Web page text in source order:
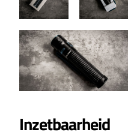
Inzetbaarheid